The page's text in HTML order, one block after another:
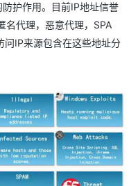
护作用。目前IP地址信誉
名代理，恶意代理，SPA
问IP来源包含在这些地址分